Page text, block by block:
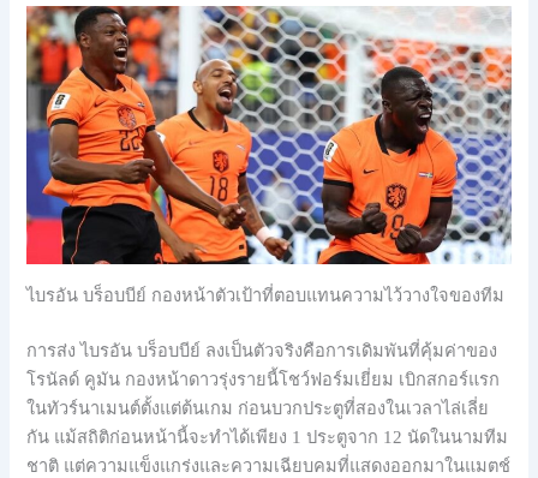
ไบรอัน บร็อบบีย์ กองหน้าตัวเป้าที่ตอบแทนความไว้วางใจของทีม
การส่ง ไบรอัน บร็อบบีย์ ลงเป็นตัวจริงคือการเดิมพันที่คุ้มค่าของ
โรนัลด์ คูมัน กองหน้าดาวรุ่งรายนี้โชว์ฟอร์มเยี่ยม เบิกสกอร์แรก
ในทัวร์นาเมนต์ตั้งแต่ต้นเกม ก่อนบวกประตูที่สองในเวลาไล่เลี่ย
กัน แม้สถิติก่อนหน้านี้จะทำได้เพียง 1 ประตูจาก 12 นัดในนามทีม
ชาติ แต่ความแข็งแกร่งและความเฉียบคมที่แสดงออกมาในแมตช์